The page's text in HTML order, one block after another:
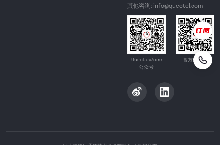
其他咨询: info@quectel.com
QuecDevZone
公众号
官方公众号